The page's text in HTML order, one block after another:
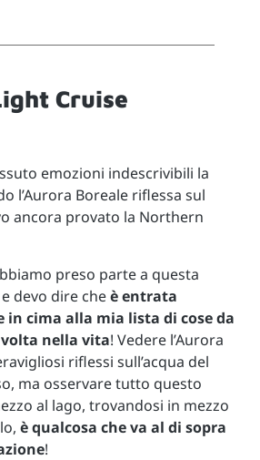
Cruise
emozioni indescrivibili la
l’Aurora Boreale riflessa sul
ancora provato la Northern
preso parte a questa
devo dire cheè entrata
in cima alla mia lista di cose da
nella vita! Vedere l’Aurora
riflessi sull’acqua del
ma osservare tutto questo
al lago, trovandosi in mezzo
è qualcosa che va al di sopra
!